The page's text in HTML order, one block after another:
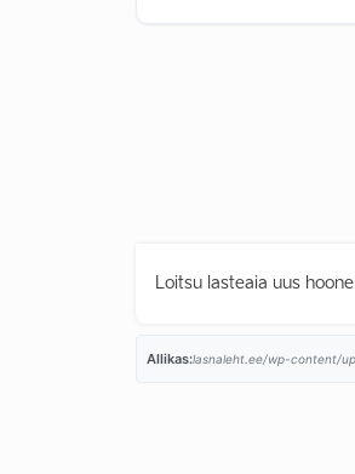
Loitsu lasteaia uus
Allikas:lasnaleht.ee/wp-content/